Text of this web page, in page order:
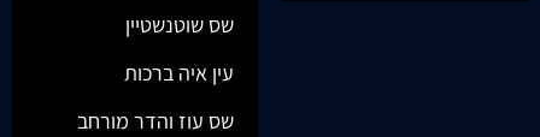
שס שוטנשטיין
עין איה ברכות
שס עוז והדר מורחב